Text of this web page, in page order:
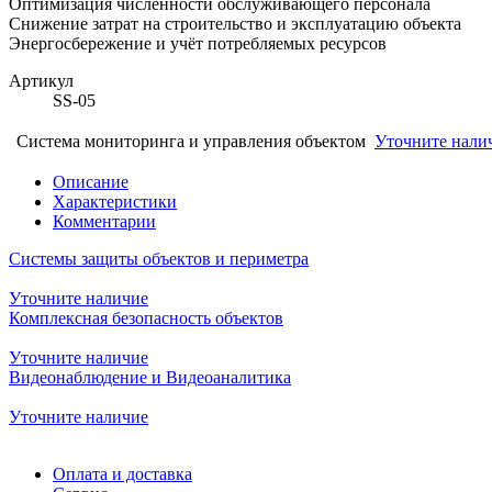
Снижение затрат на строительство и эксплуатацию объекта
Энергосбережение и учёт потребляемых ресурсов
Артикул
SS-05
Система мониторинга и управления объектом Уточните
Описание
Характеристики
Комментарии
Системы защиты объектов и периметра
Уточните наличие
Комплексная безопасность объектов
Уточните наличие
Видеонаблюдение и Видеоаналитика
Уточните наличие
Оплата и доставка